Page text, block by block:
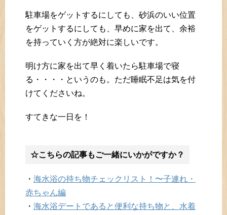
駐車場をゲットするにしても、砂浜のいい位置
をゲットするにしても、早めに家を出て、余裕
を持っていく方が絶対に楽しいです。
明け方に家を出て早く着いたら駐車場で寝
る・・・・というのも。ただ睡眠不足は気を付
けてくださいね。
すてきな一日を！
☆こちらの記事もご一緒にいかがですか？
・ 海水浴の持ち物チェックリスト！〜子連れ・
赤ちゃん編
・ 海水浴デートであると便利な持ち物と、水着